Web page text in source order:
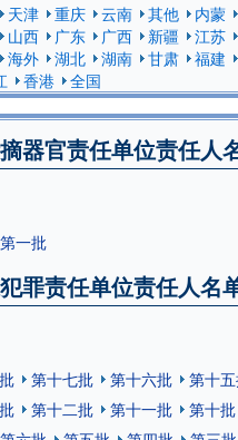
天津 重庆 云南 其他 内蒙
山西 广东 广西 新疆 江苏
海外 湖北 湖南 甘肃 福建
香港 全国
器官责任单位责任人
第一批
罪责任单位责任人名
第十七批 第十六批
第十
第十二批 第十一批 第十批